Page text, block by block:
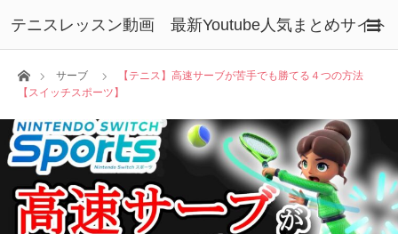
テニスレッスン動画 最新Youtube人気まとめサイト
ホームサーブ
【テニス】高速サーブが苦手でも勝てる４つの方法
【スイッチスポーツ】